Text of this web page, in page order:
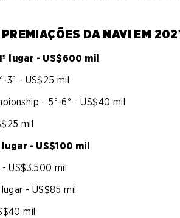
DA NAVI EM
lugar - US$600 mil
3º - US$25 mil
- 5º-6º - US$40 mil
mil
lugar - US$100 mil
- US$3.500 mil
- US$85 mil
mil